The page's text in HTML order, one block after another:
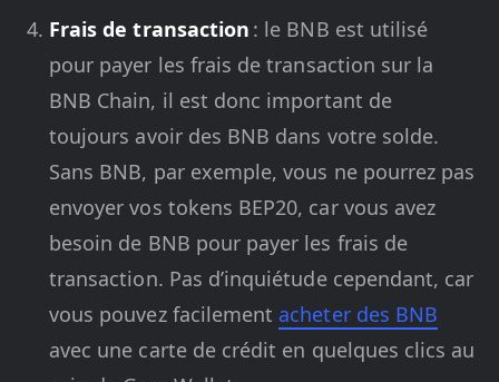
Frais de transaction : le BNB est utilisé
pour payer les frais de transaction sur la
BNB Chain, il est donc important de
toujours avoir des BNB dans votre solde.
Sans BNB, par exemple, vous ne pourrez pas
envoyer vos tokens BEP20, car vous avez
besoin de BNB pour payer les frais de
transaction. Pas d’inquiétude cependant, car
vous pouvez facilement acheter des BNB
avec une carte de crédit en quelques clics au